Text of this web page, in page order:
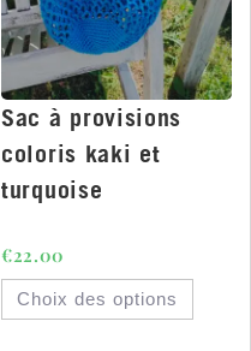
Sac à provisions
coloris kaki et
turquoise
€22.00
Choix des options